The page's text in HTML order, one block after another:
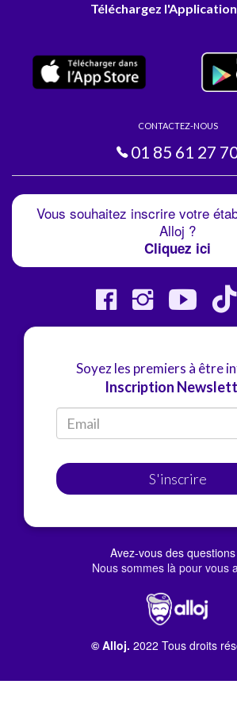
Téléchargez
CONTACTEZ-NOUS
01 85 61 27
Vous souhaitez inscrire votre
Alloj ?
Cliquez ici
Soyez les premiers à être
Inscription
S'inscrire
Avez-vous des
Nous sommes là pour vous
© Alloj. 2022 Tous droits